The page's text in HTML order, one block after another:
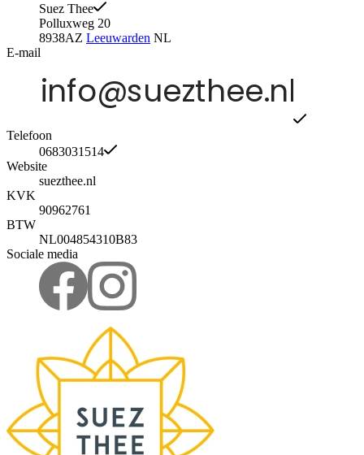
Suez Thee
Polluxweg 20
8938AZ Leeuwarden NL
E-mail
Telefoon
0683031514
Website
suezthee.nl
KVK
90962761
BTW
NL004854310B83
Sociale media